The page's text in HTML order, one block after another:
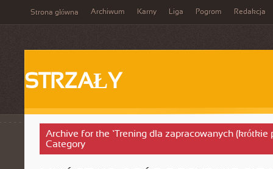
Strona główna Archiwum Karny Liga Pogrom Redakcja
STRZAŁY
Archive for the ‘Trening dla zapracowanych (krótkie
Category